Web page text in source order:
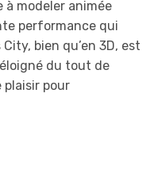
à modeler animée
performance qui
bien qu’en 3D, est
du tout de
plaisir pour